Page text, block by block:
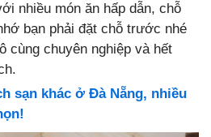
nhiều món ăn hấp dẫn, chỗ
bạn phải đặt chỗ trước nhé
cùng chuyên nghiệp và hết
sạn khác ở Đà Nẵng, nhiều